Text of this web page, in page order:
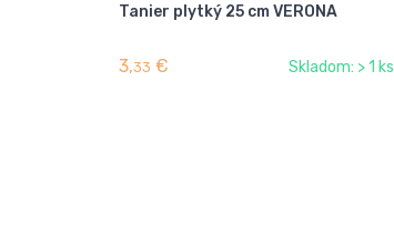
Tanier plytký 25 cm VERONA
3,33 € Skladom: > 1 ks